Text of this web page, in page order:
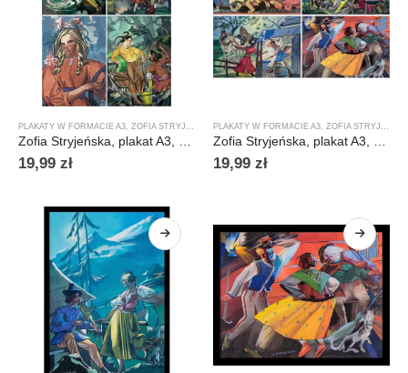
PLAKATY W FORMACIE A3, ZOFIA STRYJEŃSKA
Zofia Stryjeńska, plakat A3, pion
19,99 zł
PLAKATY W FORMACIE A3, ZOFIA STRYJEŃSKA
Zofia Stryjeńska, plakat A3, poziom
19,99 zł